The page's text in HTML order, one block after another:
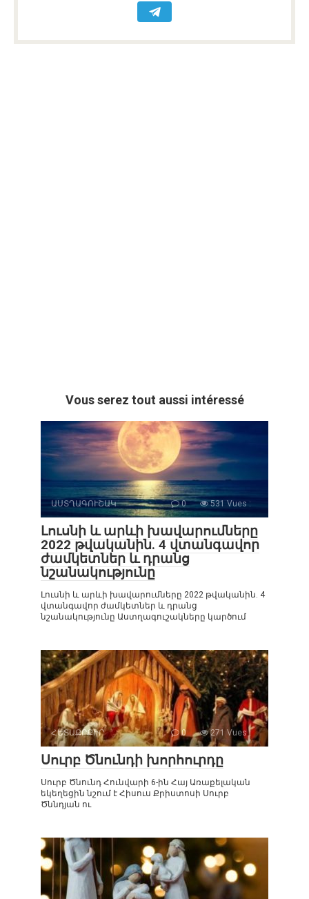
Vous serez tout aussi intéressé
ԱՍՏՂԱԳՈՒՇԱԿ 0 531 Vues :
Լուսնի և արևի խավարումները
2022 թվականին. 4 վտանգավոր
ժամկետներ և դրանց
նշանակությունը
Լուսնի և արևի խավարումները 2022 թվականին. 4
վտանգավոր ժամկետներ և դրանց
նշանակությունը Աստղագուշակները կարծում
ՀԵՏԱՔՐՔԻՐ 0 271 Vues :
Սուրբ Ծնունդի խորհուրդը
Սուրբ Ծնունդ Հունվարի 6-ին Հայ Առաքելական
եկեղեցին նշում է Հիսուս Քրիստոսի Սուրբ
Ծննդյան ու